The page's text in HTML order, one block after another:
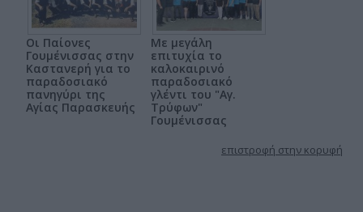
Οι Παίονες
Γουμένισσας στην
Καστανερή για το
παραδοσιακό
πανηγύρι της
Αγίας Παρασκευής
Με μεγάλη
επιτυχία το
καλοκαιρινό
παραδοσιακό
γλέντι του "Αγ.
Τρύφων"
Γουμένισσας
επιστροφή στην κορυφή